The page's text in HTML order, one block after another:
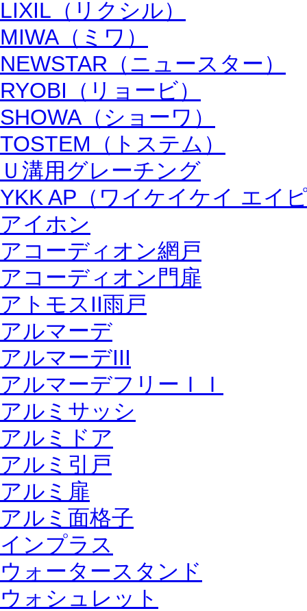
LIXIL（リクシル）
MIWA（ミワ）
NEWSTAR（ニュースター）
RYOBI（リョービ）
SHOWA（ショーワ）
TOSTEM（トステム）
Ｕ溝用グレーチング
YKK AP（ワイケイケイ エイ
アイホン
アコーディオン網戸
アコーディオン門扉
アトモスII雨戸
アルマーデ
アルマーデIII
アルマーデフリーＩＩ
アルミサッシ
アルミドア
アルミ引戸
アルミ扉
アルミ面格子
インプラス
ウォータースタンド
ウォシュレット